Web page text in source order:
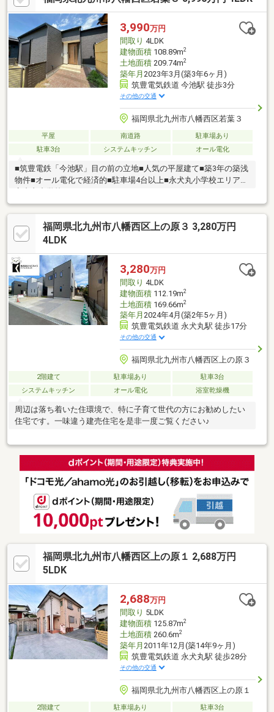
で徒歩5分、コンビニまで徒歩7分です。リフォームのご相談も承
りますので、自分好みの住まいへ仕上げたい方は、ぜひ現地で広
さや周辺環境をご確認ください。3,990万円
間取り 4LDK
建物面積108.89m2
土地面積209.74m2
築年月 2023年3月(築3年6ヶ月)
筑豊電気鉄道 今池駅 徒歩3分
その他の交通
福岡県北九州市八幡西区若葉３
平屋 南道路
駐車場あり
駐車3台
システムキッチン オール電化
■筑豊電鉄「今池駅」目の前の立地■人気の平屋建て■築3年の築浅
物件■オール電化で経済的■駐車場4台以上■永犬丸小学校エリア■
永犬丸中学校エリア
福岡県北九州市八幡西区上の原３ 3,280万円
4LDK
3,280万円
間取り 4LDK
建物面積112.19m2
土地面積169.66m2
築年月 2024年4月(築2年5ヶ月)
筑豊電気鉄道 永犬丸駅 徒歩17分
その他の交通
福岡県北九州市八幡西区上の原３
2階建て 駐車場あり
駐車3台
システムキッチン
オール電化 浴室乾燥機
周辺は落ち着いた住環境で、特に子育て世代の方にお勧めしたい
住宅です。一味違う建売住宅を是非一度ご覧ください♪
福岡県北九州市八幡西区上の原１ 2,688万円
5LDK
2,688万円
間取り 5LDK
建物面積125.87m2
土地面積260.6m2
築年月 2011年12月(築14年9ヶ月)
筑豊電気鉄道 永犬丸駅 徒歩28分
その他の交通
福岡県北九州市八幡西区上の原１
2階建て 駐車場あり
駐車3台